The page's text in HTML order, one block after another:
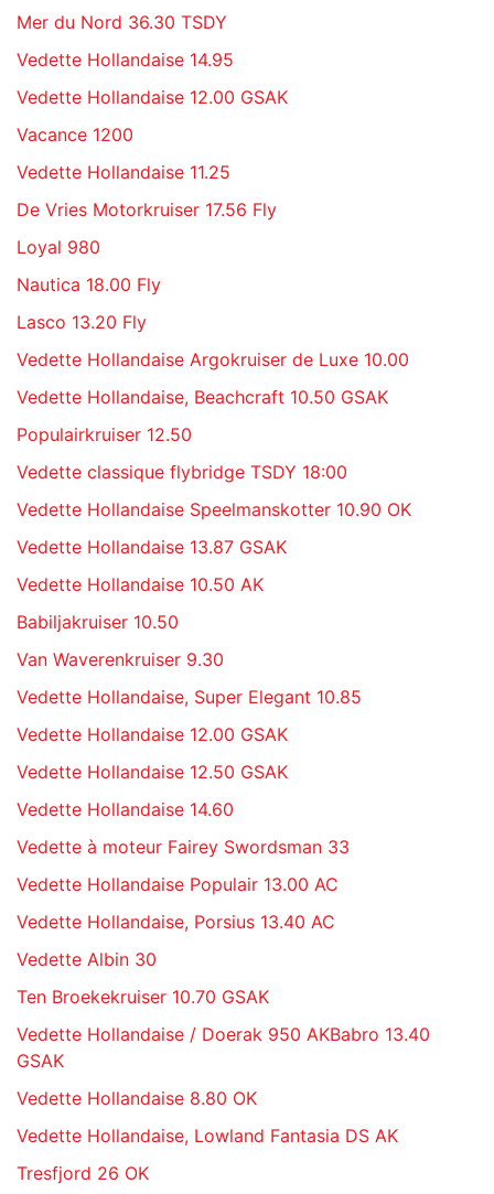
Mer du Nord 36.30 TSDY
Vedette Hollandaise 14.95
Vedette Hollandaise 12.00 GSAK
Vacance 1200
Vedette Hollandaise 11.25
De Vries Motorkruiser 17.56 Fly
Loyal 980
Nautica 18.00 Fly
Lasco 13.20 Fly
Vedette Hollandaise Argokruiser de Luxe 10.00
Vedette Hollandaise, Beachcraft 10.50 GSAK
Populairkruiser 12.50
Vedette classique flybridge TSDY 18:00
Vedette Hollandaise Speelmanskotter 10.90 OK
Vedette Hollandaise 13.87 GSAK
Vedette Hollandaise 10.50 AK
Babiljakruiser 10.50
Van Waverenkruiser 9.30
Vedette Hollandaise, Super Elegant 10.85
Vedette Hollandaise 12.00 GSAK
Vedette Hollandaise 12.50 GSAK
Vedette Hollandaise 14.60
Vedette à moteur Fairey Swordsman 33
Vedette Hollandaise Populair 13.00 AC
Vedette Hollandaise, Porsius 13.40 AC
Vedette Albin 30
Ten Broekekruiser 10.70 GSAK
Vedette Hollandaise / Doerak 950 AKBabro 13.40
GSAK
Vedette Hollandaise 8.80 OK
Vedette Hollandaise, Lowland Fantasia DS AK
Tresfjord 26 OK